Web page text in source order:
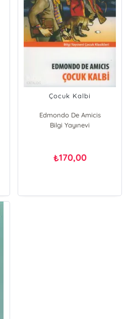
Çocuk Kalbi
Edmondo De Amicis
Bilgi Yayınevi
₺170,00